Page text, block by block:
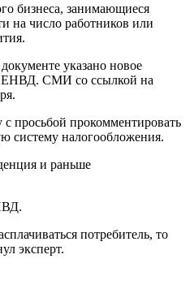
бизнеса, занимающиеся
на число работников или
указано новое
ЕНВД. СМИ со ссылкой на
просьбой прокомментировать
систему налогообложения.
и раньше
потребитель, то
эксперт.